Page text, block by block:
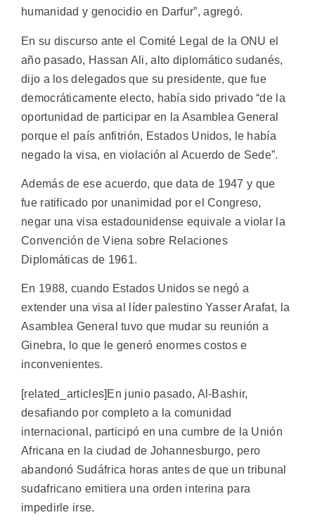
humanidad y genocidio en Darfur”, agregó.
En su discurso ante el Comité Legal de la ONU el
año pasado, Hassan Ali, alto diplomático sudanés,
dijo a los delegados que su presidente, que fue
democráticamente electo, había sido privado “de la
oportunidad de participar en la Asamblea General
porque el país anfitrión, Estados Unidos, le había
negado la visa, en violación al Acuerdo de Sede”.
Además de ese acuerdo, que data de 1947 y que
fue ratificado por unanimidad por el Congreso,
negar una visa estadounidense equivale a violar la
Convención de Viena sobre Relaciones
Diplomáticas de 1961.
En 1988, cuando Estados Unidos se negó a
extender una visa al líder palestino Yasser Arafat, la
Asamblea General tuvo que mudar su reunión a
Ginebra, lo que le generó enormes costos e
inconvenientes.
[related_articles]En junio pasado, Al-Bashir,
desafiando por completo a la comunidad
internacional, participó en una cumbre de la Unión
Africana en la ciudad de Johannesburgo, pero
abandonó Sudáfrica horas antes de que un tribunal
sudafricano emitiera una orden interina para
impedirle irse.